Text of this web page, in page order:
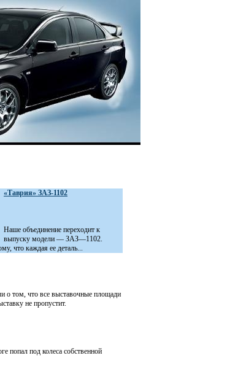
«Таврия» ЗАЗ-1102
Наше объединение переходит к
выпуску модели — ЗАЗ—1102.
что каждая ее деталь...
о том, что все выставочные площади
не пропустит.
попал под колеса собственной